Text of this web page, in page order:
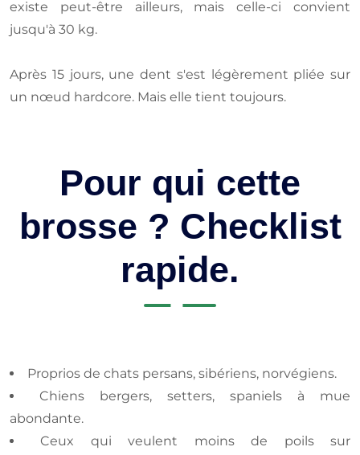
existe peut-être ailleurs, mais celle-ci convient
jusqu'à 30 kg.
Après 15 jours, une dent s'est légèrement pliée sur
un nœud hardcore. Mais elle tient toujours.
Pour qui cette
brosse ? Checklist
rapide.
Proprios de chats persans, sibériens, norvégiens.
Chiens bergers, setters, spaniels à mue
abondante.
Ceux qui veulent moins de poils sur